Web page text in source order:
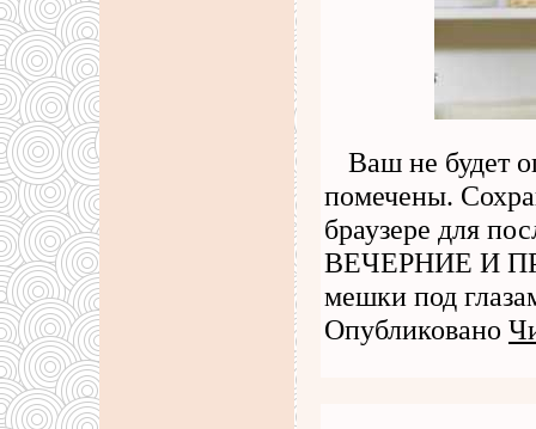
Ваш не будет
помечены.
браузере для
ВЕЧЕРНИЕ И
мешки под
Опубликовано